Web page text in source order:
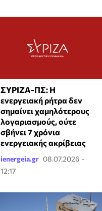
ΣΥΡΙΖΑ-ΠΣ: Η
ενεργειακή ρήτρα δεν
σημαίνει χαμηλότερους
λογαριασμούς, ούτε
σβήνει 7 χρόνια
ενεργειακής ακρίβειας
ienergeia.gr 08.07.2026 -
12:17